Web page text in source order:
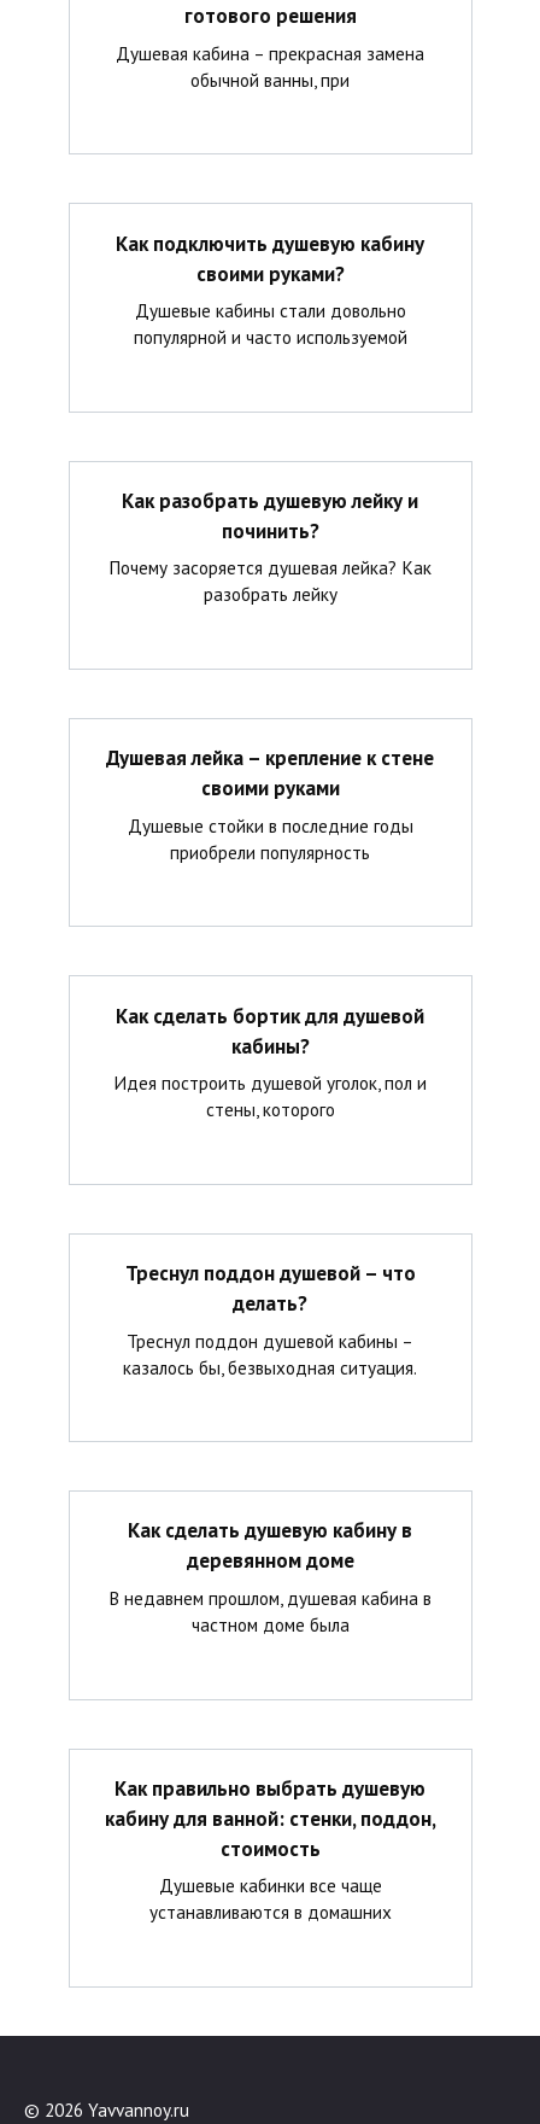
готового решения
Душевая кабина – прекрасная замена
обычной ванны, при
Как подключить душевую кабину
своими руками?
Душевые кабины стали довольно
популярной и часто используемой
Как разобрать душевую лейку и
починить?
Почему засоряется душевая лейка? Как
разобрать лейку
Душевая лейка – крепление к стене
своими руками
Душевые стойки в последние годы
приобрели популярность
Как сделать бортик для душевой
кабины?
Идея построить душевой уголок, пол и
стены, которого
Треснул поддон душевой – что
делать?
Треснул поддон душевой кабины –
казалось бы, безвыходная ситуация.
Как сделать душевую кабину в
деревянном доме
В недавнем прошлом, душевая кабина в
частном доме была
Как правильно выбрать душевую
кабину для ванной: стенки, поддон,
стоимость
Душевые кабинки все чаще
устанавливаются в домашних
© 2026 Yavvannoy.ru